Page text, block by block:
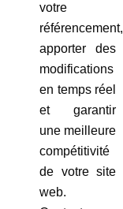
votre
référencement,
apporter des
modifications
en temps réel
et garantir
une meilleure
compétitivité
de votre site
web.